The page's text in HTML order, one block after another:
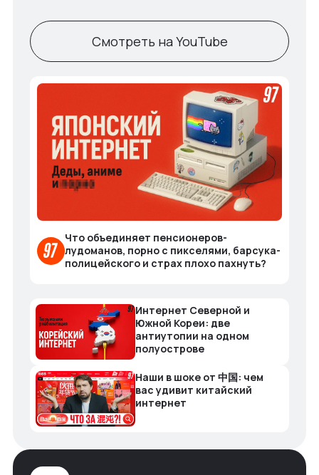
Смотреть на YouTube
Что объединяет пенсионеров-
лудоманов, порно с пикселями, барсука-
полицейского и страх плохо пахнуть?
Интернет Северной и
Южной Кореи: две
антиутопии на одном
полуострове
Наши в шоке от 中国: чем
вас удивит китайский
интернет